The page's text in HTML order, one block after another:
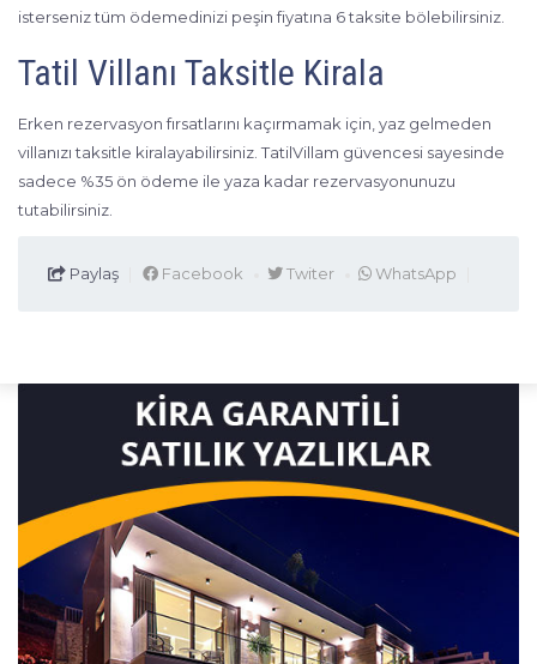
isterseniz tüm ödemedinizi peşin fiyatına 6 taksite bölebilirsiniz.
Tatil Villanı Taksitle Kirala
Erken rezervasyon fırsatlarını kaçırmamak için, yaz gelmeden
villanızı taksitle kiralayabilirsiniz. TatilVillam güvencesi sayesinde
sadece %35 ön ödeme ile yaza kadar rezervasyonunuzu
tutabilirsiniz.
Paylaş Facebook Twiter WhatsApp